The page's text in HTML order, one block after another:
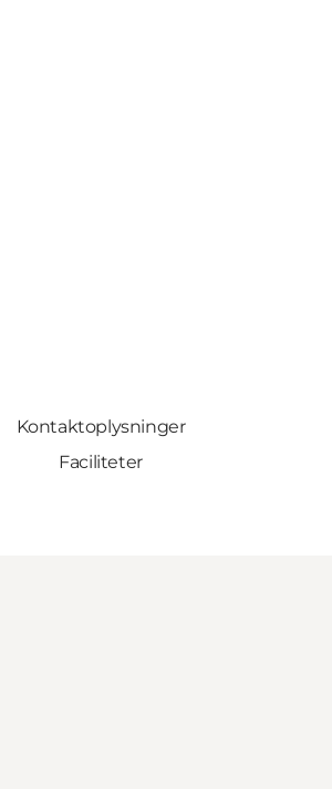
Kontaktoplysninger
Faciliteter